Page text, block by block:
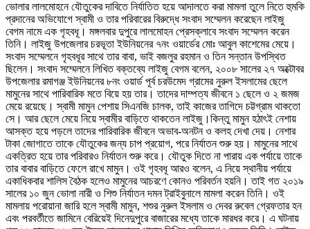
ভোলার লালমোহনে যৌতুকের দাবিতে নির্যাতিত হয়ে আদালতে করা মামলা তুলে নিতে হুমকি
প্রদানের অভিযোগে স্বামী ও তার পরিবারের বিরুদ্ধে সংবাদ সম্মেলন করেছেন লাইজু
বেগম নামে এক গৃহবধূ। মঙ্গলবার দুপুরে লালমোহন প্রেসক্লাবে সংবাদ সম্মেলন করেন
তিনি। লাইজু উপজেলার চরভূতা ইউনিয়নের ৭নং ওয়ার্ডের মোঃ আবুল কাশেমের মেয়ে।
সংবাদ সম্মেলনে গৃহবধূর সাথে তার বাবা, ভাই বজলুর রহমান ও তিন সন্তান উপস্থিত
ছিলেন। সংবাদ সম্মেলনে লিখিত বক্তব্যে লাইজু বেগম বলেন, ২০০৮ সালের ২৭ অক্টোবর
উপজেলার রমাগঞ্জ ইউনিয়নের ৮নং ওয়ার্ড পূর্ব চরউমেদ গ্রামের নুরুল ইসলামের ছেলে
মামুনের সাথে পারিবারিক মতে বিয়ে হয় তার। তাদের দাম্পত্য জীবনে ১ ছেলে ও ২ জমজ
মেয়ে রয়েছে। স্বামী মামুন পেশায় সিএনজি চালক, তাই কাজের তাগিদে চট্টগ্রাম থাকতো
সে। আর ছেলে মেয়ে নিয়ে স্বামীর বাড়িতে থাকতেন লাইজু।কিন্তু মামুন হঠাৎই নেশায়
আসক্ত হয়ে পড়লে তাদের পারিবারিক জীবনে অভাব-অনটন ও কলহ দেখা দেয়। নেশার
টাকা জোগাতে তাকে যৌতুকের জন্য চাপ প্রয়োগ, পরে নির্যাতন শুরু হয়। মামুনের সাথে
একত্রিত হয়ে তার পরিবারও নির্যাতন শুরু করে। যৌতুক দিতে না পারায় এক পর্যায়ে তাকে
তার বাবার বাড়িতে ফেলে রাখে মামুন। ওই গৃহবধূ আরও বলেন, এ নিয়ে স্থানীয় পর্যায়ে
একাধিকবার শালিস বৈঠক হলেও মামুনের আচরণে কোনও পরিবর্তন হয়নি। তাই গত ২০১৯
সালের ১০ জুন ভোলা নারী ও শিশু নির্যাতন দমন ট্রাইবুনালে মামলা করেন তিনি। ওই
মামলায় পরোয়ানা জারি হলে স্বামী মামুন, শশুর নুরুল ইসলাম ও দেবর রুবেল গ্রেফতার হন
এবং পরবর্তীতে জামিনে বেরিয়েই দিনেদুপুরে বাজারের মধ্যে তাকে মারধর করে। এ ঘটনায়